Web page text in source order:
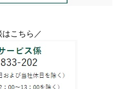
はこちら／